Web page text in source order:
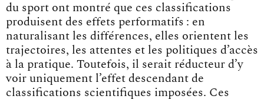
du sport ont montré que ces classifications
produisent des effets performatifs : en
naturalisant les différences, elles orientent les
trajectoires, les attentes et les politiques d’accès
à la pratique. Toutefois, il serait réducteur d’y
voir uniquement l’effet descendant de
classifications scientifiques imposées. Ces